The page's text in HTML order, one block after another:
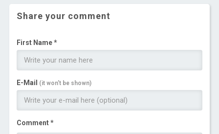
Share your comment
First Name *
E-Mail (it won't be shown)
Comment *